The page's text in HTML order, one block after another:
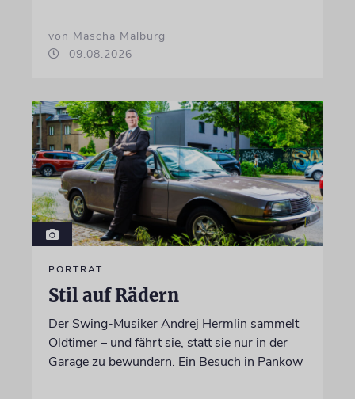
von Mascha Malburg
09.08.2026
PORTRÄT
Stil auf Rädern
Der Swing-Musiker Andrej Hermlin sammelt
Oldtimer – und fährt sie, statt sie nur in der
Garage zu bewundern. Ein Besuch in Pankow